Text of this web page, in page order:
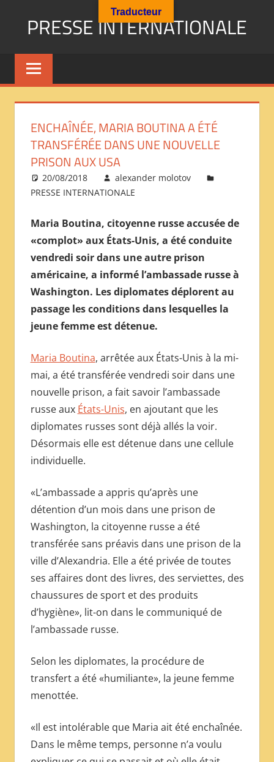
PRESSE INTERNATIONALE
Presse
Internationale
Géopolitique
Immigration
Société
Emploi
Economie
Géostratégie-
PRESS
REVIEW
——
ОБЗОР
МЕЖДУНАРОДНОЙ
ПРЕССЫ
ENCHAÎNÉE, MARIA BOUTINA A ÉTÉ
TRANSFÉRÉE DANS UNE NOUVELLE
PRISON AUX USA
20/08/2018
alexander molotov
PRESSE INTERNATIONALE
Maria Boutina, citoyenne russe accusée de
«complot» aux États-Unis, a été conduite
vendredi soir dans une autre prison
américaine, a informé l’ambassade russe à
Washington. Les diplomates déplorent au
passage les conditions dans lesquelles la
jeune femme est détenue.
Maria Boutina, arrêtée aux États-Unis à la mi-
mai, a été transférée vendredi soir dans une
nouvelle prison, a fait savoir l’ambassade
russe aux États-Unis, en ajoutant que les
diplomates russes sont déjà allés la voir.
Désormais elle est détenue dans une cellule
individuelle.
«L’ambassade a appris qu’après une
détention d’un mois dans une prison de
Washington, la citoyenne russe a été
transférée sans préavis dans une prison de la
ville d’Alexandria. Elle a été privée de toutes
ses affaires dont des livres, des serviettes, des
chaussures de sport et des produits
d’hygiène», lit-on dans le communiqué de
l’ambassade russe.
Selon les diplomates, la procédure de
transfert a été «humiliante», la jeune femme
menottée.
«Il est intolérable que Maria ait été enchaînée.
Dans le même temps, personne n’a voulu
Traducteur